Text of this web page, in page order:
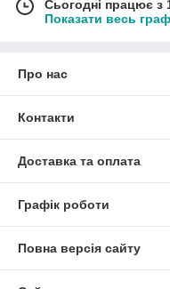
Сьогодні працює з
Показати весь
Про нас
Контакти
Доставка та оплата
Графік роботи
Повна версія сайту